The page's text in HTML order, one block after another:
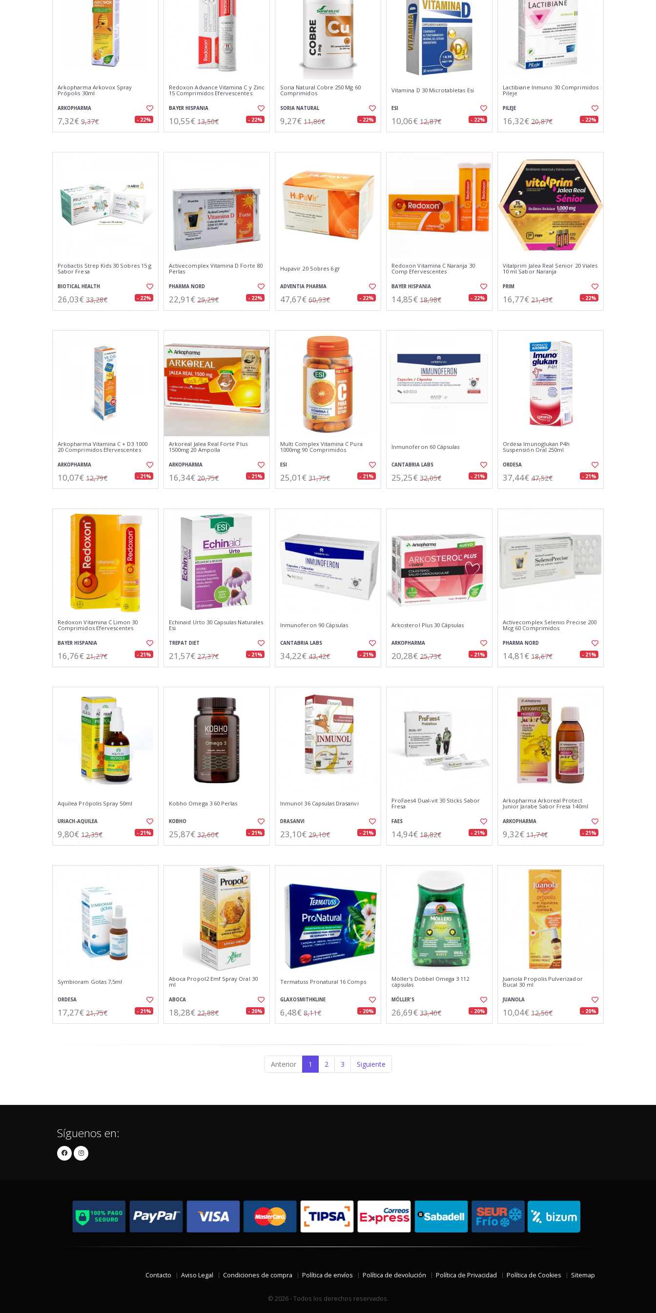
Arkopharma Arkovox Spray
Própolis 30ml
ARKOPHARMA
7,32€ 9,37€ - 22%
Redoxon Advance Vitamina C y Zinc
15 Comprimidos Efervescentes
BAYER HISPANIA
10,55€ 13,50€ - 22%
Soria Natural Cobre 250 Mg 60
Comprimidos
SORIA NATURAL
9,27€ 11,86€ - 22%
Vitamina D 30 Microtabletas Esi
ESI
10,06€ 12,87€ - 22%
Lactibiane Inmuno 30 Comprimidos
Pileje
PILEJE
16,32€ 20,87€ - 22%
Probactis Strep Kids 30 Sobres 15 g
Sabor Fresa
BIOTICAL HEALTH
26,03€ 33,28€ - 22%
Activecomplex Vitamina D Forte 80
Perlas
PHARMA NORD
22,91€ 29,29€ - 22%
Hupavir 20 Sobres 6 gr
ADVENTIA PHARMA
47,67€ 60,93€ - 22%
Redoxon Vitamina C Naranja 30
Comp Efervescentes
BAYER HISPANIA
14,85€ 18,98€ - 22%
Vitalprim Jalea Real Senior 20 Viales
10 ml Sabor Naranja
PRIM
16,77€ 21,43€ - 22%
Arkopharma Vitamina C + D3 1000
20 Comprimidos Efervescentes
ARKOPHARMA
10,07€ 12,79€ - 21%
Arkoreal Jalea Real Forte Plus
1500mg 20 Ampolla
ARKOPHARMA
16,34€ 20,75€ - 21%
Multi Complex Vitamina C Pura
1000mg 90 Comprimidos
ESI
25,01€ 31,75€ - 21%
Inmunoferon 60 Cápsulas
CANTABRIA LABS
25,25€ 32,05€ - 21%
Ordesa Imunoglukan P4h
Suspensión Oral 250ml
ORDESA
37,44€ 47,52€ - 21%
Redoxon Vitamina C Limon 30
Comprimidos Efervescentes
BAYER HISPANIA
16,76€ 21,27€ - 21%
Echinaid Urto 30 Capsulas Naturales
Esi
TREPAT DIET
21,57€ 27,37€ - 21%
Inmunoferon 90 Cápsulas
CANTABRIA LABS
34,22€ 43,42€ - 21%
Arkosterol Plus 30 Cápsulas
ARKOPHARMA
20,28€ 25,73€ - 21%
Activecomplex Selenio Precise 200
Mcg 60 Comprimidos
PHARMA NORD
14,81€ 18,67€ - 21%
Aquilea Própolis Spray 50ml
URIACH-AQUILEA
9,80€ 12,35€ - 21%
Kobho Omega 3 60 Perlas
KOBHO
25,87€ 32,60€ - 21%
Inmunol 36 Capsulas Drasanvi
DRASANVI
23,10€ 29,10€ - 21%
ProFaes4 Dual-vit 30 Sticks Sabor
Fresa
FAES
14,94€ 18,82€ - 21%
Arkopharma Arkoreal Protect
Junior Jarabe Sabor Fresa 140ml
ARKOPHARMA
9,32€ 11,74€ - 21%
Symbioram Gotas 7,5ml
ORDESA
17,27€ 21,75€ - 21%
Aboca Propol2 Emf Spray Oral 30
ml
ABOCA
18,28€ 22,88€ - 20%
Termatuss Pronatural 16 Comps
GLAXOSMITHKLINE
6,48€ 8,11€ - 20%
Möller's Dobbel Omega 3 112
cápsulas
MÖLLER'S
26,69€ 33,40€ - 20%
Juanola Propolis Pulverizador
Bucal 30 ml
JUANOLA
10,04€ 12,56€ - 20%
Anterior 1 2 3 Siguiente
Síguenos en:
Contacto Aviso Legal Condiciones de compra Política de envíos Política de devolución Política de Privacidad Política de Cookies Sitemap
© 2026 - Todos los derechos reservados.